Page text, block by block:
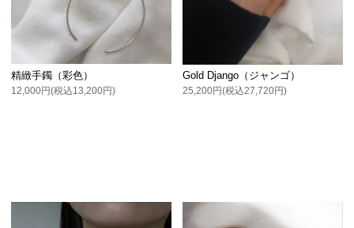
精緻手鐲（彩色）
12,000円(税込13,200円)
Gold Django（ジャンゴ）
25,200円(税込27,720円)